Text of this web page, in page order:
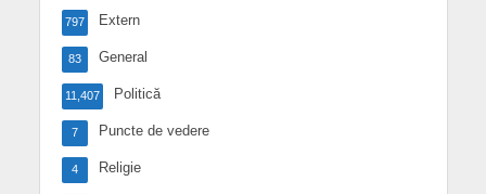
Extern
797
General
83
Politică
11,407
Puncte de vedere
7
Religie
4